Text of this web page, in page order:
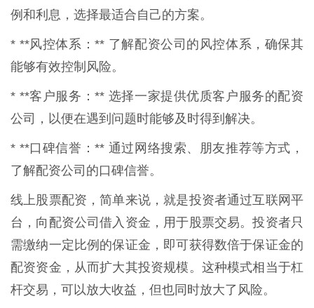
例和利息，选择最适合自己的方案。
* **风控体系：** 了解配资公司的风控体系，确保其
能够有效控制风险。
* **客户服务：** 选择一家提供优质客户服务的配资
公司，以便在遇到问题时能够及时得到解决。
* **口碑信誉：** 通过网络搜索、朋友推荐等方式，
了解配资公司的口碑信誉。
线上股票配资，简单来说，就是投资者通过互联网平
台，向配资公司借入资金，用于股票交易。投资者只
需缴纳一定比例的保证金，即可获得数倍于保证金的
配资资金，从而扩大其投资规模。这种模式相当于杠
杆交易，可以放大收益，但也同时放大了风险。